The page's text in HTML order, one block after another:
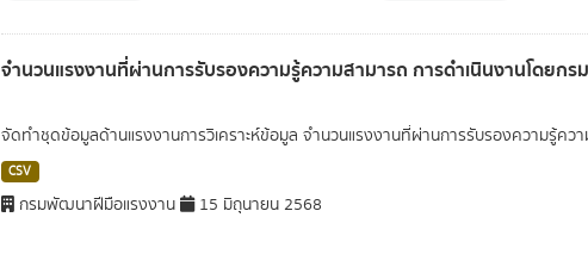
จำนวนแรงงานที่ผ่านการรับรองความรู้ความสามารถ การดำเนินงานโดยกรม
จัดทำชุดข้อมูลด้านแรงงานการวิเคราะห์ข้อมูล จำนวนแรงงานที่ผ่านการรับรองความรู้คว
CSV
กรมพัฒนาฝีมือแรงงาน 15 มิถุนายน 2568